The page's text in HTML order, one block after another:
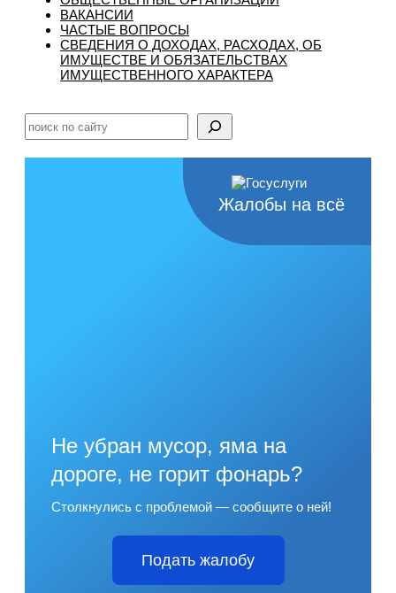
ВАКАНСИИ
ЧАСТЫЕ ВОПРОСЫ
CВЕДЕНИЯ О ДОХОДАХ, РАСХОДАХ, ОБ
ИМУЩЕСТВЕ И ОБЯЗАТЕЛЬСТВАХ
ИМУЩЕСТВЕННОГО ХАРАКТЕРА
Жалобы на всё
Не убран мусор, яма на
дороге, не горит фонарь?
Столкнулись с проблемой — сообщите о ней!
Подать жалобу